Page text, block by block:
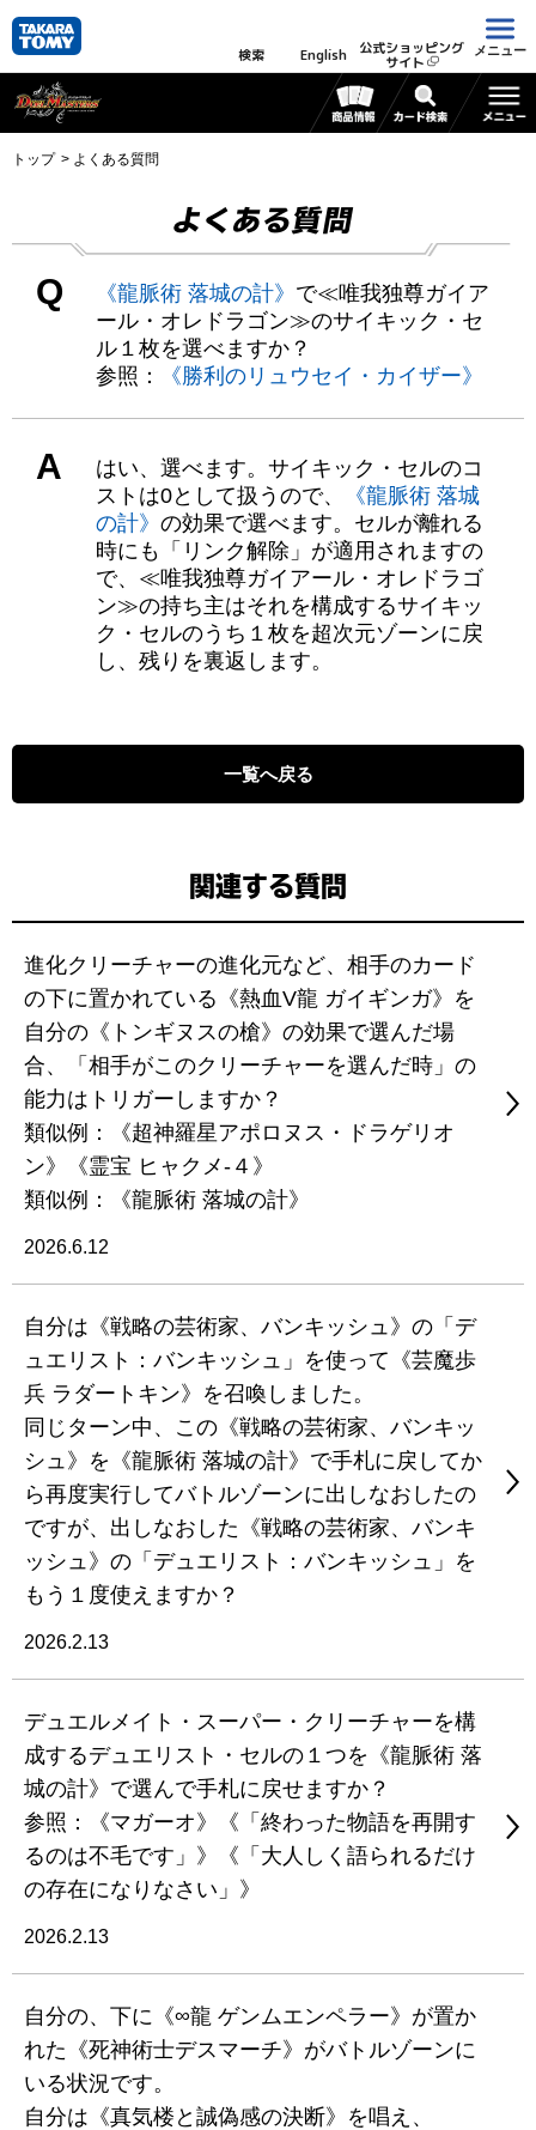
検索 English 公式ショッピング
サイト
メニュー
トップ よくある質問
よくある質問
Q 《龍脈術 落城の計》 で≪唯我独尊ガイア
ール・オレドラゴン≫のサイキック・セ
ル１枚を選べますか？
参照：
《勝利のリュウセイ・カイザー》
A
はい、選べます。サイキック・セルのコ
ストは0として扱うので、
《龍脈術 落城
の計》 の効果で選べます。セルが離れる
時にも「リンク解除」が適用されますの
で、≪唯我独尊ガイアール・オレドラゴ
ン≫の持ち主はそれを構成するサイキッ
ク・セルのうち１枚を超次元ゾーンに戻
し、残りを裏返します。
一覧へ戻る
関連する質問
進化クリーチャーの進化元など、相手のカード
の下に置かれている《熱血V龍 ガイギンガ》を
自分の《トンギヌスの槍》の効果で選んだ場
合、「相手がこのクリーチャーを選んだ時」の
能力はトリガーしますか？
類似例：《超神羅星アポロヌス・ドラゲリオ
ン》《霊宝 ヒャクメ-４》
類似例：《龍脈術 落城の計》
2026.6.12
自分は《戦略の芸術家、バンキッシュ》の「デ
ュエリスト：バンキッシュ」を使って《芸魔歩
兵 ラダートキン》を召喚しました。
同じターン中、この《戦略の芸術家、バンキッ
シュ》を《龍脈術 落城の計》で手札に戻してか
ら再度実行してバトルゾーンに出しなおしたの
ですが、出しなおした《戦略の芸術家、バンキ
ッシュ》の「デュエリスト：バンキッシュ」を
もう１度使えますか？
2026.2.13
デュエルメイト・スーパー・クリーチャーを構
成するデュエリスト・セルの１つを《龍脈術 落
城の計》で選んで手札に戻せますか？
参照：《マガーオ》《「終わった物語を再開す
るのは不毛です」》《「大人しく語られるだけ
の存在になりなさい」》
2026.2.13
自分の、下に《∞龍 ゲンムエンペラー》が置か
れた《死神術士デスマーチ》がバトルゾーンに
いる状況です。
自分は《真気楼と誠偽感の決断》を唱え、